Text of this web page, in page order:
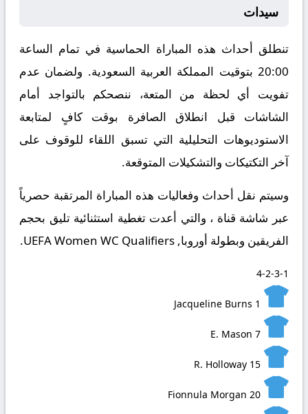
سيدات
تنطلق أحداث هذه المباراة الحماسية في تمام الساعة
20:00 بتوقيت المملكة العربية السعودية. ولضمان عدم
تفويت أي لحظة من المتعة، ننصحكم بالتواجد أمام
الشاشات قبل انطلاق الصافرة بوقت كافٍ لمتابعة
الاستوديوهات التحليلية التي تسبق اللقاء للوقوف على
آخر التكتيكات والتشكيلات المتوقعة.
​وسيتم نقل أحداث وفعاليات هذه المباراة المرتقبة حصرياً
عبر شاشة قناة ، والتي أعدت تغطية استثنائية تليق بحجم
الفريقين وبطولة أوروبا, UEFA Women WC Qualifiers.
4-2-3-1
1
Jacqueline Burns
7
E. Mason
15
R. Holloway
20
Fionnula Morgan